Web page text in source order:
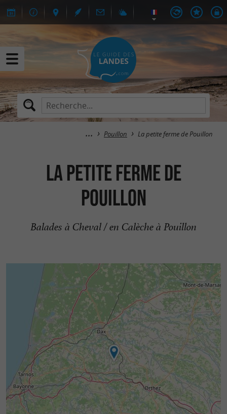
Pouillon La petite ferme de Pouillon
La petite ferme de
Pouillon
Balades à Cheval / en Calèche à Pouillon